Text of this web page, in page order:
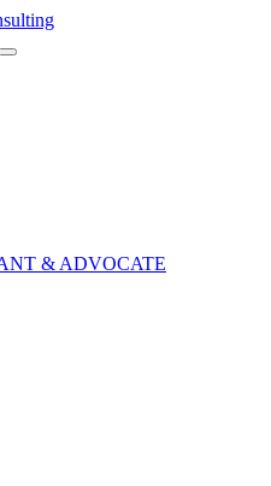
& ADVOCATE